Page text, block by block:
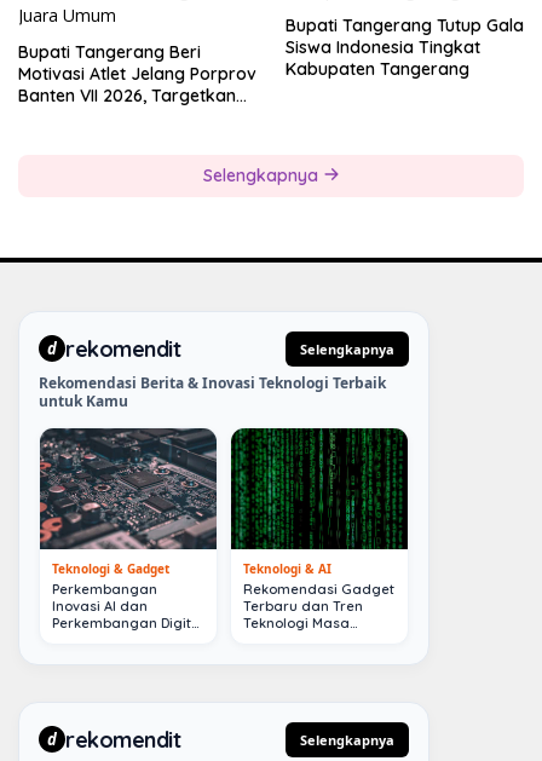
Bupati Tangerang Beri
Motivasi Atlet Jelang Porprov
Banten VII 2026, Targetkan
Bupati Tangerang Tutup Gala
Siswa Indonesia Tingkat
Kabupaten Tangerang
Selengkapnya
d rekomendit Selengkapnya
Rekomendasi Berita & Inovasi Teknologi Terbaik
untuk Kamu
Teknologi & Gadget
Perkembangan
Inovasi AI dan
Perkembangan Digital
Teknologi & AI
Rekomendasi Gadget
Terbaru dan Tren
Teknologi Masa
d rekomendit Selengkapnya